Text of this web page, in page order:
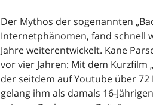
Der Mythos der sogenannten
Internetphänomen, fand schnell
Jahre weiterentwickelt. Kane
vor vier Jahren: Mit dem Kurzfilm
der seitdem auf Youtube über
gelang ihm als damals 16-